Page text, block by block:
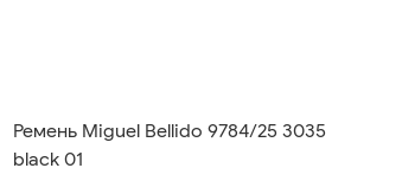
Ремень Miguel Bellido 9784/25 3035
black 01